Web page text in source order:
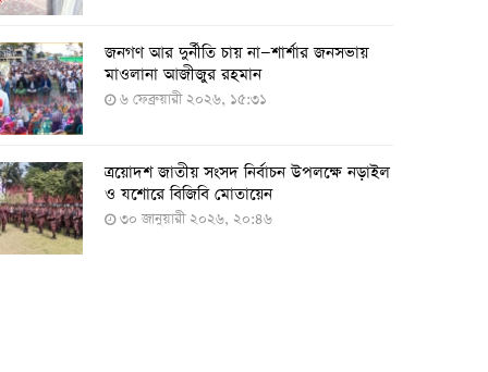
জনগণ আর দুর্নীতি চায় না—শার্শার জনসভায়
মাওলানা আজীজুর রহমান
৬ ফেব্রুয়ারী ২০২৬, ১৫:৩১
ত্রয়োদশ জাতীয় সংসদ নির্বাচন উপলক্ষে নড়াইল
ও যশোরে বিজিবি মোতায়েন
৩০ জানুয়ারী ২০২৬, ২০:৪৬